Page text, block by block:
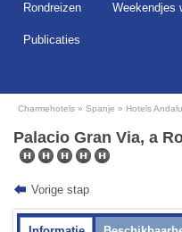
Rondreizen Weekendjes
Publicaties
Charmehotels Spanje Hotels
Palacio Gran Via, a
Vorige stap